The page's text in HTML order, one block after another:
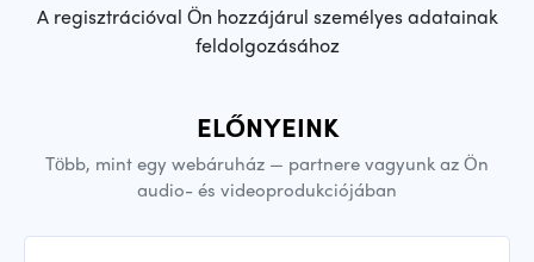
A regisztrációval Ön hozzájárul személyes adatainak
feldolgozásához
ELŐNYEINK
Több, mint egy webáruház — partnere vagyunk az Ön
audio- és videoprodukciójában